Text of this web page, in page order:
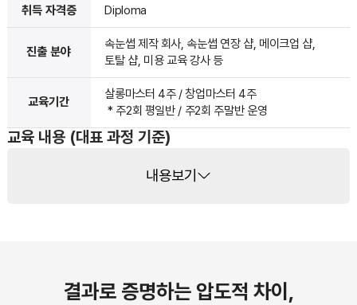
취득 자격증 Diploma
진출 분야
속눈썹 제작 회사, 속눈썹 연장 샵, 메이크업 샵,
토탈 샵, 미용 교육 강사 등
교육기간
살롱마스터 4주 / 창업마스터 4주
* 주2회 평일반 / 주2회 주말반 운영
교육 내용 (대표 과정 기준)
내용보기
결과로 증명하는 압도적 차이,